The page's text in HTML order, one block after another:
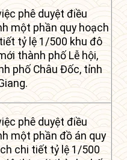
phê duyệt điều
một phần quy hoạch
tỷ lệ 1/500 khu đô
thành phố Lễ hội,
phố Châu Đốc, tỉnh
phê duyệt điều
một phần đồ án quy
chi tiết tỷ lệ 1/500